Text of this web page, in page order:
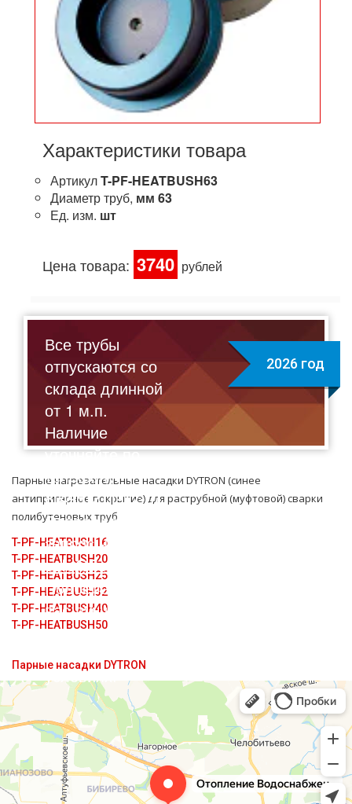
Характеристики товара
АртикулT-PF-HEATBUSH63
Диаметр труб, мм 63
Ед. изм. шт
Цена товара: 3740 рублей
Все трубы
отпускаются со
склада длинной
от 1 м.п.
Наличие
уточняйте по
телефону:
8(495)211-17-01
Отправляйте
запрос на почту:
sale@flexalen.company
Подберем для
вас лучшее
решение на
условиях!
2026 год
Парные нагревательные насадки DYTRON (синее
антипригарное покрытие) для растpубной (муфтовой) сварки
полибутеновых тpуб
T-PF-HEATBUSH16
T-PF-HEATBUSH20
T-PF-HEATBUSH25
T-PF-HEATBUSH32
T-PF-HEATBUSH40
T-PF-HEATBUSH50
Парные насадки DYTRON